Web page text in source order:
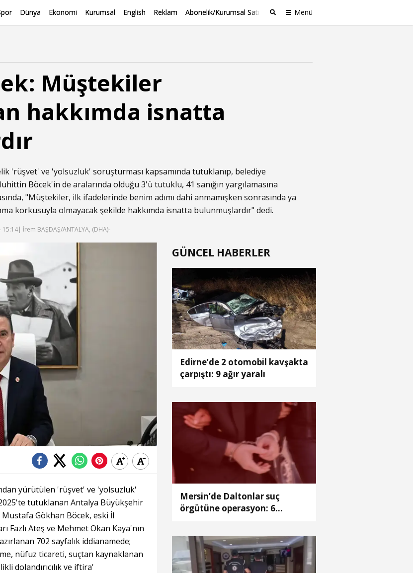
Dünya Ekonomi Kurumsal English Reklam Abonelik/Kurumsal Satış Menü
Müştekiler
hakkımda isnatta
'rüşvet' ve 'yolsuzluk' soruşturması kapsamında tutuklanıp, belediye
Böcek'in de aralarında olduğu 3'ü tutuklu, 41 sanığın yargılamasına
"Müştekiler, ilk ifadelerinde benim adımı dahi anmamışken sonrasında ya
korkusuyla olmayacak şekilde hakkımda isnatta bulunmuşlardır" dedi.
15:14| İrem BAŞDAŞ/ANTALYA, (DHA)-
yürütülen 'rüşvet' ve 'yolsuzluk'
tutuklanan Antalya Büyükşehir
Mustafa Gökhan Böcek, eski İl
Fazlı Ateş ve Mehmet Okan Kaya'nın
702 sayfalık iddianamede;
nüfuz ticareti, suçtan kaynaklanan
dolandırıcılık ve iftira'
GÜNCEL HABERLER
Edirne’de 2 otomobil kavşakta
çarpıştı: 9 ağır yaralı
Mersin’de Daltonlar suç
örgütüne operasyon: 6